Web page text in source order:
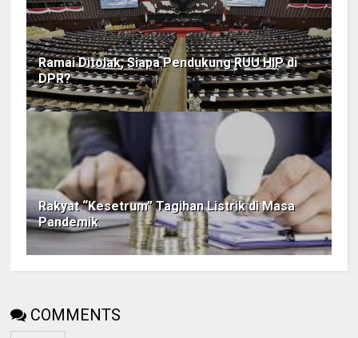
Ramai Ditolak, Siapa Pendukung RUU HIP di
DPR?
Rakyat “Kesetrum” Tagihan Listrik di Masa
Pandemik
COMMENTS